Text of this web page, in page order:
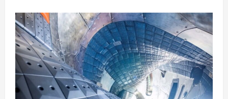
привлекла
французскую
EDF
к
развитию
своей
атомной
программы